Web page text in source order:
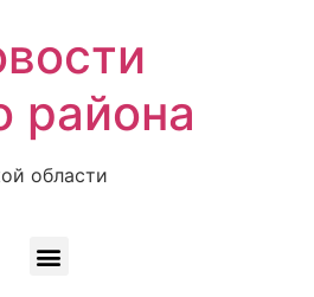
района
области